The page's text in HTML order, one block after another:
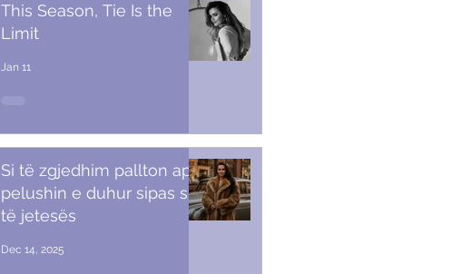
This Season, Tie Is the
Limit
Jan 11
Si të zgjedhim pallton apo
pelushin e duhur sipas stilit
të jetesës
Dec 14, 2025